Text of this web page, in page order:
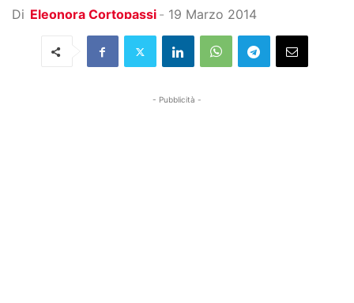
Di Eleonora Cortopassi - 19 Marzo 2014
- Pubblicità -